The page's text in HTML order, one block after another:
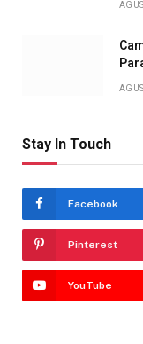
Stay In Touch
Facebook
Pinterest
YouTube